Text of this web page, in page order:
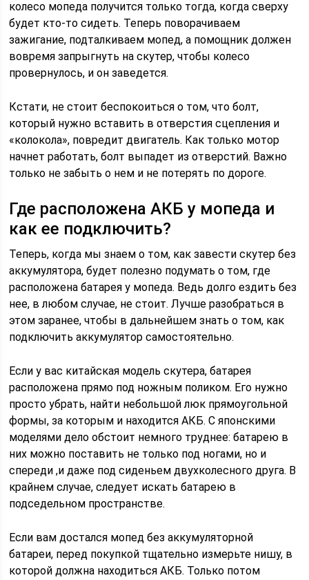
колесо мопеда получится только тогда, когда сверху
будет кто-то сидеть. Теперь поворачиваем
зажигание, подталкиваем мопед, а помощник должен
вовремя запрыгнуть на скутер, чтобы колесо
провернулось, и он заведется.
Кстати, не стоит беспокоиться о том, что болт,
который нужно вставить в отверстия сцепления и
«колокола», повредит двигатель. Как только мотор
начнет работать, болт выпадет из отверстий. Важно
только не забыть о нем и не потерять по дороге.
Где расположена АКБ у мопеда и
как ее подключить?
Теперь, когда мы знаем о том, как завести скутер без
аккумулятора, будет полезно подумать о том, где
расположена батарея у мопеда. Ведь долго ездить без
нее, в любом случае, не стоит. Лучше разобраться в
этом заранее, чтобы в дальнейшем знать о том, как
подключить аккумулятор самостоятельно.
Если у вас китайская модель скутера, батарея
расположена прямо под ножным поликом. Его нужно
просто убрать, найти небольшой люк прямоугольной
формы, за которым и находится АКБ. С японскими
моделями дело обстоит немного труднее: батарею в
них можно поставить не только под ногами, но и
спереди ,и даже под сиденьем двухколесного друга. В
крайнем случае, следует искать батарею в
подседельном пространстве.
Если вам достался мопед без аккумуляторной
батареи, перед покупкой тщательно измерьте нишу, в
которой должна находиться АКБ. Только потом